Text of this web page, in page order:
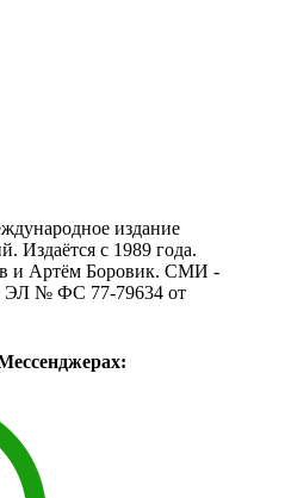
издание
Издаётся с 1989 года.
и Артём Боровик. CМИ -
ЭЛ № ФС 77-79634 от